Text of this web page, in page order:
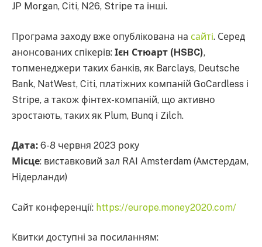
JP Morgan, Citi, N26, Stripe та інші.
Програма заходу вже опублікована на сайті. Серед
анонсованих спікерів: Ієн Стюарт (HSBC),
топменеджери таких банків, як Barclays, Deutsche
Bank, NatWest, Citi, платіжних компаній GoCardless і
Stripe, а також фінтех-компаній, що активно
зростають, таких як Plum, Bunq і Zilch.
Дата: 6-8 червня 2023 року
Місце: виставковий зал RAI Amsterdam (Амстердам,
Нідерланди)
Сайт конференції: https://europe.money2020.com/
Квитки доступні за посиланням: